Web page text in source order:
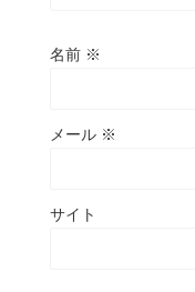
名前 ※
メール ※
サイト